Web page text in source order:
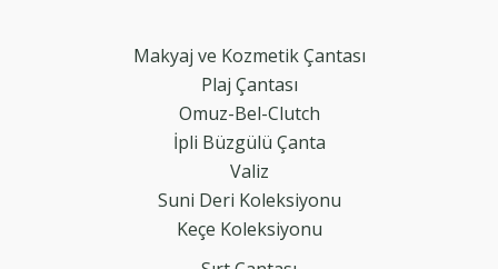
Makyaj ve Kozmetik Çantası
Plaj Çantası
Omuz-Bel-Clutch
İpli Büzgülü Çanta
Valiz
Suni Deri Koleksiyonu
Keçe Koleksiyonu